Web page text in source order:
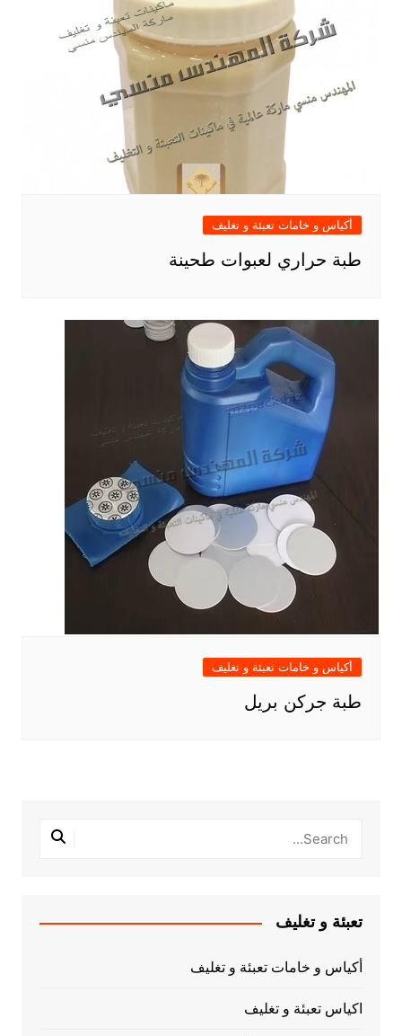
أكياس و خامات تعبئة و تغليف
طبة حراري لعبوات طحينة
أكياس و خامات تعبئة و تغليف
طبة جركن بريل
تعبئة و تغليف
أكياس و خامات تعبئة و تغليف
اكياس تعبئة و تغليف